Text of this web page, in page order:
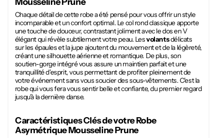
Chaque détail de cette robe a été pensé pour vous offrir un style
incomparable et un confort optimal. Le col rond classique apporte
une touche de douceur, contrastant joliment avec le dos en V
élégant qui révèle subtilement votre peau. Lesvolantsdélicats
sur les épaules et la jupe ajoutent du mouvement et de la légèreté,
créant une silhouette aérienne et romantique. De plus, son
soutien-gorge intégré vous assure un maintien parfait et une
tranquillité d'esprit, vous permettant de profiter pleinement de
votre événement sans vous soucier des sous-vêtements. C'est la
robe qui vous fera vous sentir belle et confiante, du premier regard
jusqu'à la dernière danse.
Caractéristiques Clés de votreRobe
Asymétrique Mousseline Prune